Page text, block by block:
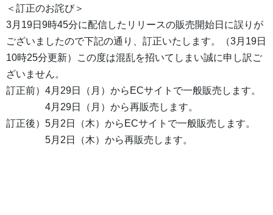
＜訂正のお詫び＞
3月19日9時45分に配信したリリースの販売開始日に誤りが
ございましたので下記の通り、訂正いたします。（3月19日
10時25分更新）この度は混乱を招いてしまい誠に申し訳ご
ざいません。
訂正前）4月29日（月）からECサイトで一般販売します。
4月29日（月）から再販売します。
訂正後）5月2日（木）からECサイトで一般販売します。
5月2日（木）から再販売します。